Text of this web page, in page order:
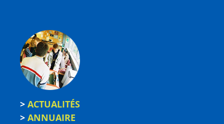
> ACTUALITÉS
> ANNUAIRE